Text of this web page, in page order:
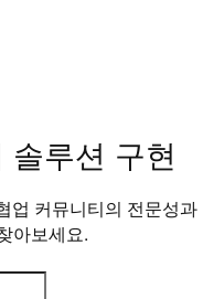
루션 구현
업 커뮤니티의 전문성과
아보세요.